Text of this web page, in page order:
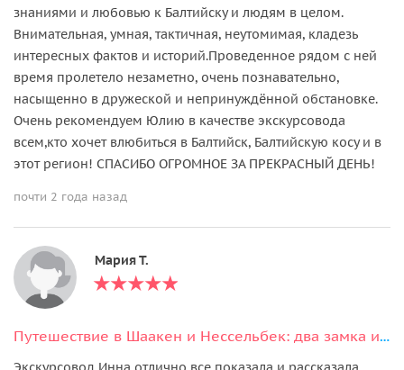
знаниями и любовью к Балтийску и людям в целом.
Внимательная, умная, тактичная, неутомимая, кладезь
интересных фактов и историй.Проведенное рядом с ней
время пролетело незаметно, очень познавательно,
насыщенно в дружеской и непринуждённой обстановке.
Очень рекомендуем Юлию в качестве экскурсовода
всем,кто хочет влюбиться в Балтийск, Балтийскую косу и в
этот регион! СПАСИБО ОГРОМНОЕ ЗА ПРЕКРАСНЫЙ ДЕНЬ!
почти 2 года назад
Мария Т.
Путешествие в Шаакен и Нессельбек: два замка и сыроварня